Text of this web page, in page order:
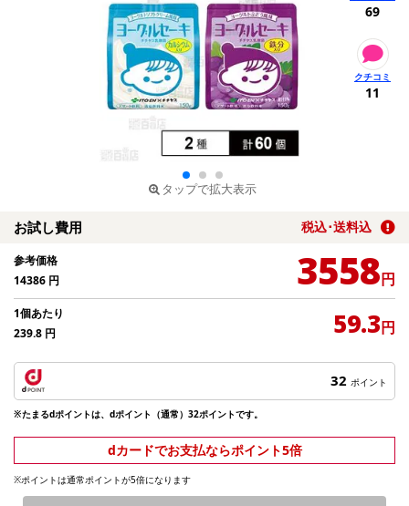
タップで拡大表示
69
11
お試し費用 税込･送料込
参考価格
14386 円 3558円
1個あたり
239.8 円 59.3円
32 ポイント
※たまるdポイントは、dポイント（通常）32ポイントです。
dカードでお支払ならポイント5倍
※ポイントは通常ポイントが5倍になります